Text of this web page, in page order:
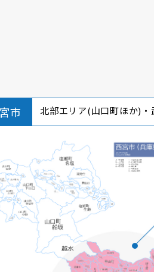
市 北部エリア(山口町ほか)